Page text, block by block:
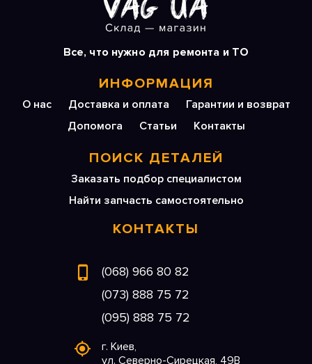
Все, что нужно для ремонта и ТО
ИНФОРМАЦИЯ
О нас Доставка и оплата
Гарантии и возврат
Допомога
Статьи Контакты
ПОИСК ДЕТАЛЕЙ
Заказать подбор специалистом
Найти запчасть самостоятельно
КОНТАКТЫ
(068) 966 80 82
(073) 888 75 72
(095) 888 75 72
г. Киев,
ул. Северно-Сирецкая, 49В